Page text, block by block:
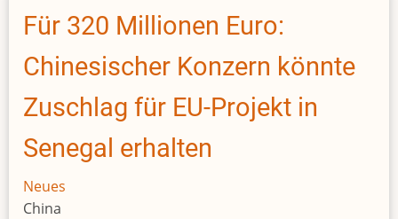
gibt
es
kein
Essen,
kein
Wasser,
keine
Für 320 Millionen Euro:
Chinesischer Konzern könnte
Zuschlag für EU-Projekt in
Senegal erhalten
Neues
China